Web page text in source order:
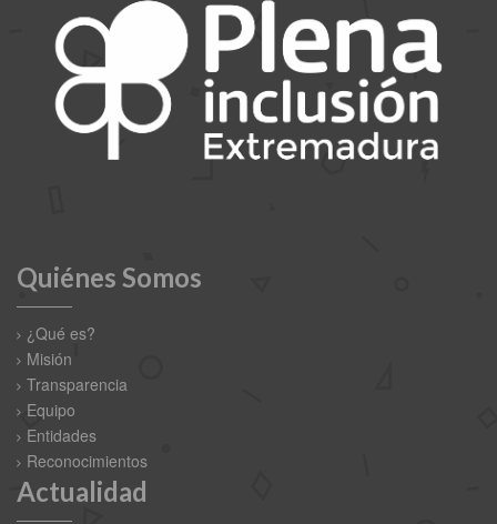
Quiénes Somos
¿Qué es?
Misión
Transparencia
Equipo
Entidades
Reconocimientos
Actualidad